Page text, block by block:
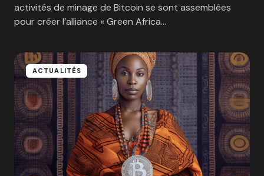
activités de minage de Bitcoin se sont assemblées
pour créer l’alliance « Green Africa…
ACTUALITÉS